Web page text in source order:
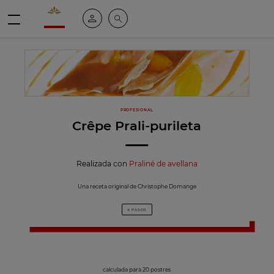
Valrhona - Imaginons le meilleur du chocolat
Mi cuentaBuscar
PROFESIONAL
Crêpe Prali-purileta
Realizada con Praliné de avellana
Una receta original de Christophe Domange
4 PASOS
calculada para 20 postres